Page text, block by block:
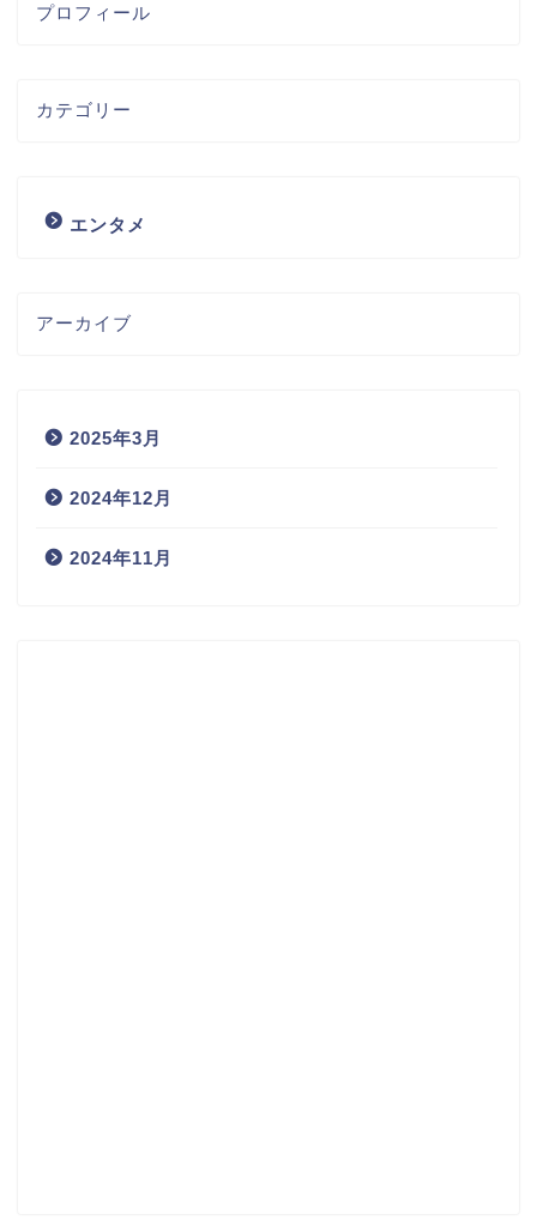
プロフィール
カテゴリー
エンタメ
アーカイブ
2025年3月
2024年12月
2024年11月